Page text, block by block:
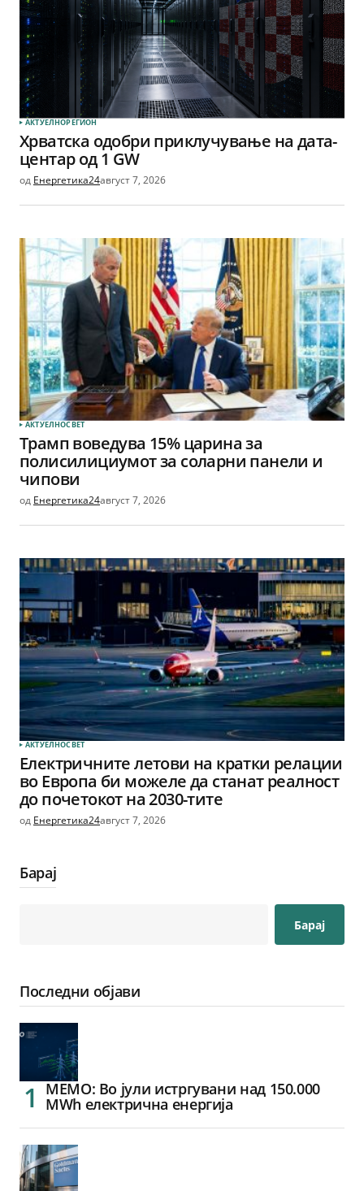
АКТУЕЛНОРЕГИОН
Хрватска одобри приклучување на дата-
центар од 1 GW
од Енергетика24август 7, 2026
АКТУЕЛНОСВЕТ
Трамп воведува 15% царина за
полисилициумот за соларни панели и
чипови
од Енергетика24август 7, 2026
АКТУЕЛНОСВЕТ
Електричните летови на кратки релации
во Европа би можеле да станат реалност
до почетокот на 2030-тите
од Енергетика24август 7, 2026
Барај
Барај
Последни објави
МЕМО: Во јули истргувани над 150.000
MWh електрична енергија